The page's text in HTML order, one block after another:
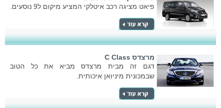
פיאט מציגה רכב איטלקי המציע מיקום ל9 נוסעים.
מרצדס C Class
דגם זה מבית מרצדס מביא את כל הטוב
שבמכונית מיניואן איכותית.